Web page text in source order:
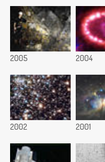
2005 2004
2002 2001